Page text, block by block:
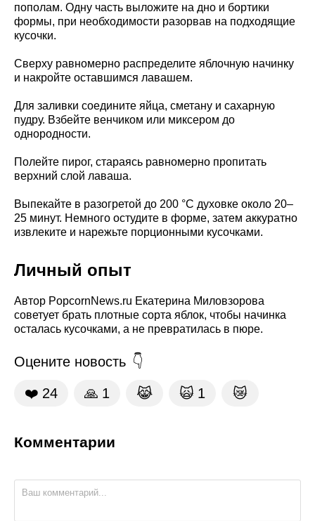
пополам. Одну часть выложите на дно и бортики
формы, при необходимости разорвав на подходящие
кусочки.
Сверху равномерно распределите яблочную начинку
и накройте оставшимся лавашем.
Для заливки соедините яйца, сметану и сахарную
пудру. Взбейте венчиком или миксером до
однородности.
Полейте пирог, стараясь равномерно пропитать
верхний слой лаваша.
Выпекайте в разогретой до 200 °C духовке около 20–
25 минут. Немного остудите в форме, затем аккуратно
извлеките и нарежьте порционными кусочками.
Личный опыт
Автор PopcornNews.ru Екатерина Миловзорова
советует брать плотные сорта яблок, чтобы начинка
осталась кусочками, а не превратилась в пюре.
Оцените новость
❤️ 24 🙏 1 😹 🙀 1 😿
Комментарии